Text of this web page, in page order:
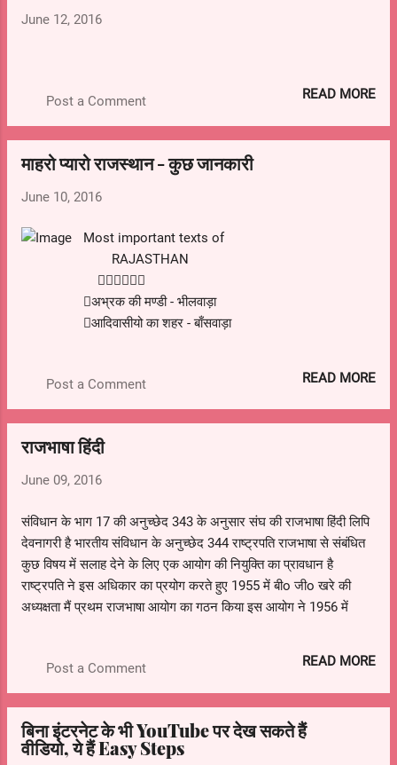
June 12, 2016
Post a Comment READ MORE
माहरो प्यारो राजस्थान - कुछ जानकारी
June 10, 2016
Most important texts of
RAJASTHAN

अभ्रक की मण्डी - भीलवाड़ा
आदिवासीयो का शहर - बाँसवाड़ा
आइसलैण्ड अॉफ ग्लोरी - जयपुर
उध्यानो,बगीचो का शहर - कोटा
Post a Comment READ MORE
राजभाषा हिंदी
June 09, 2016
संविधान के भाग 17 की अनुच्छेद 343 के अनुसार संघ की राजभाषा हिंदी लिपि
देवनागरी है भारतीय संविधान के अनुच्छेद 344 राष्ट्रपति राजभाषा से संबंधित
कुछ विषय में सलाह देने के लिए एक आयोग की नियुक्ति का प्रावधान है
राष्ट्रपति ने इस अधिकार का प्रयोग करते हुए 1955 में बीo जीo खरे की
अध्यक्षता मैं प्रथम राजभाषा आयोग का गठन किया इस आयोग ने 1956 में
कश्मीरी; मलयालम; मराठी ; उड़िया; पंजाबी ; संस्कृत; तमिल; तेलुगू ;उर्दू ; "सिन्धी"
- ( 1967 मे संविधान के 21 वें संशोधन द्वारा आठवीं अनुसूची में जोड़ा गया
अनुसूची में जोड़ा गया) "मैथली संथाली डोगरी बोडो " ( 2003 मे संविधान के 92
वें संशोधन द्वारा आठवीं अनुसूची में जोड़ा गया)
Post a Comment READ MORE
बिना इंटरनेट के भी YouTube पर देख सकते हैं
वीडियो, ये हैं Easy Steps